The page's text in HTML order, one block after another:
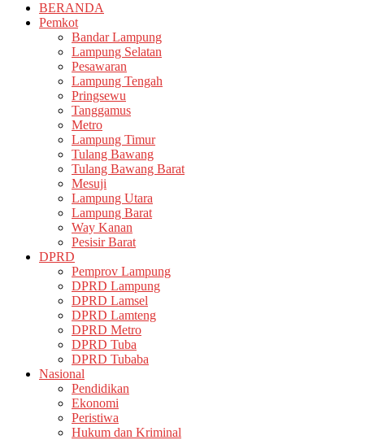
BERANDA
Pemkot
Bandar Lampung
Lampung Selatan
Pesawaran
Lampung Tengah
Pringsewu
Tanggamus
Metro
Lampung Timur
Tulang Bawang
Tulang Bawang Barat
Mesuji
Lampung Utara
Lampung Barat
Way Kanan
Pesisir Barat
DPRD
Pemprov Lampung
DPRD Lampung
DPRD Lamsel
DPRD Lamteng
DPRD Metro
DPRD Tuba
DPRD Tubaba
Nasional
Pendidikan
Ekonomi
Peristiwa
Hukum dan Kriminal